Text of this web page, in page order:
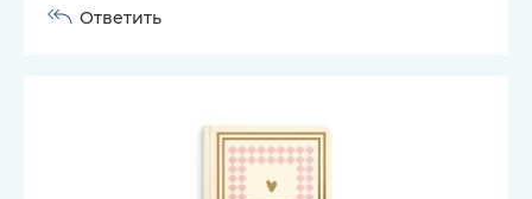
Ответить